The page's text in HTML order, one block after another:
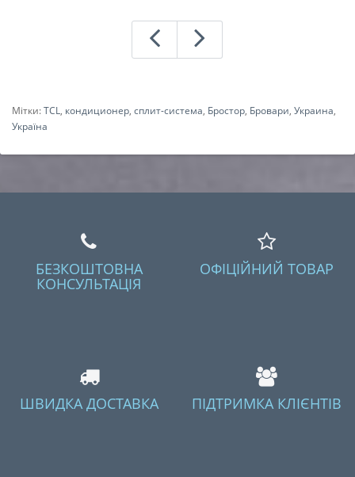
Мітки:TCL, кондиционер, сплит-система, Бростор, Бровари, Украина,
Україна
БЕЗКОШТОВНА
КОНСУЛЬТАЦІЯ
ОФІЦІЙНИЙ ТОВАР
ШВИДКА ДОСТАВКА ПІДТРИМКА КЛІЄНТІВ